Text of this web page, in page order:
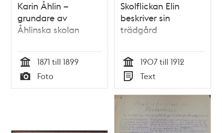
Karin Åhlin –
grundare av
Åhlinska skolan
Tid
1871 till 1899
Typ
Foto
Skolflickan Elin
beskriver sin
trädgård
Tid
1907 till 1912
Typ
Text